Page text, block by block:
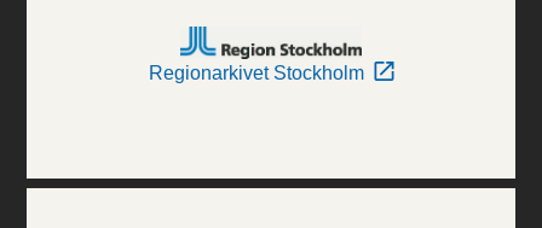
Regionarkivet Stockholm